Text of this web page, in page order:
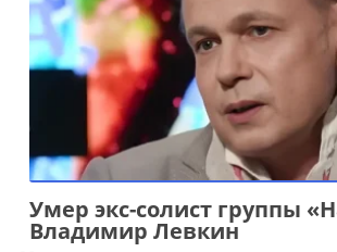
Умер экс-солист группы
Владимир Левкин